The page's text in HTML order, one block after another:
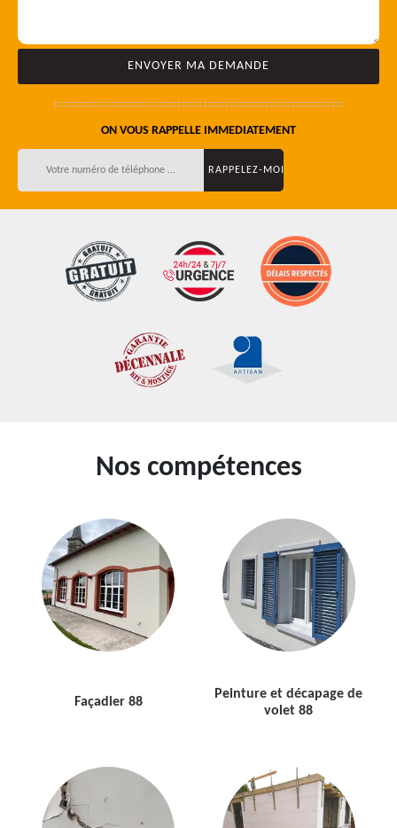
ON VOUS RAPPELLE IMMEDIATEMENT
Nos compétences
Façadier 88
Peinture et décapage de
volet 88